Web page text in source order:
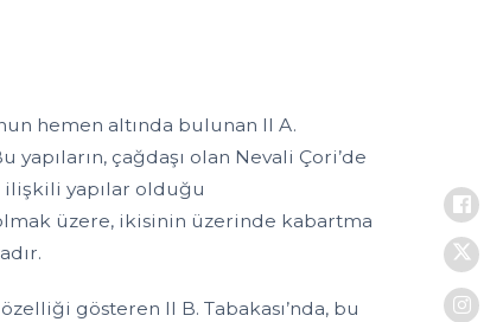
hemen altında bulunan II A.
yapıların, çağdaşı olan Nevali Çori’de
ilişkili yapılar olduğu
üzere, ikisinin üzerinde kabartma
gösteren II B. Tabakası’nda, bu